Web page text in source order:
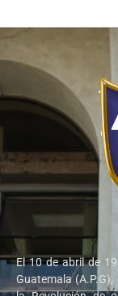
El 10 de abril de
Guatemala